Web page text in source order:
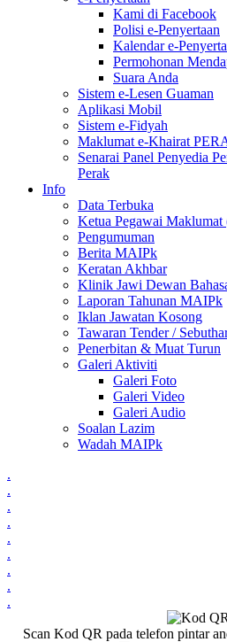
Kami di Facebook
Polisi e-Penyertaan
Kalendar e-
Permohonan
Suara Anda
Sistem e-Lesen Guaman
Aplikasi Mobil
Sistem e-Fidyah
Maklumat e-Khairat
Senarai Panel Penyedia
Perak
Info
Data Terbuka
Ketua Pegawai
Pengumuman
Berita MAIPk
Keratan Akhbar
Klinik Jawi Dewan
Laporan Tahunan MAIPk
Iklan Jawatan Kosong
Tawaran Tender /
Penerbitan & Muat Turun
Galeri Aktiviti
Galeri Foto
Galeri Video
Galeri Audio
Soalan Lazim
Wadah MAIPk
.
.
.
.
.
.
.
.
.
Scan Kod QR pada telefon pintar